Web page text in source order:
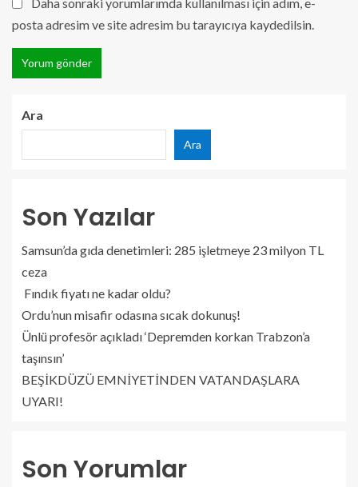
posta adresim ve site adresim bu tarayıcıya kaydedilsin.
Ara
Ara
Son Yazılar
Samsun’da gıda denetimleri: 285 işletmeye 23 milyon TL
ceza
Fındık fiyatı ne kadar oldu?
Ordu’nun misafir odasına sıcak dokunuş!
Ünlü profesör açıkladı ‘Depremden korkan Trabzon’a
taşınsın’
BEŞİKDÜZÜ EMNİYETİNDEN VATANDAŞLARA
UYARI!
Son Yorumlar